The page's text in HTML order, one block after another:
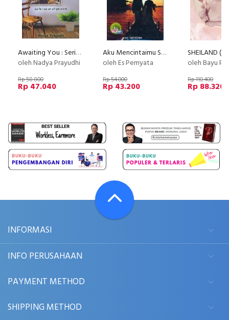
Awaiting You : Seribu Rasa Sebuah Penantian
oleh Nadya Prayudhi
Rp 58.800
Rp 47.040
Aku Mencintaimu Shanyuan
oleh Es Pernyata
Rp 54.000
Rp 43.200
SHEILAND
oleh Bayu
Rp 110.400
Rp 88.320
INFORMASI
INFO PERUSAHAAN
PAYMENT METHOD
SHIPPING METHOD